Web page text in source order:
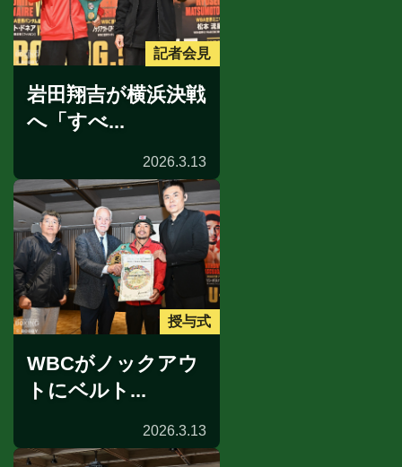
記者会見
岩田翔吉が横浜決戦
へ「すべ...
2026.3.13
授与式
WBCがノックアウ
トにベルト...
2026.3.13